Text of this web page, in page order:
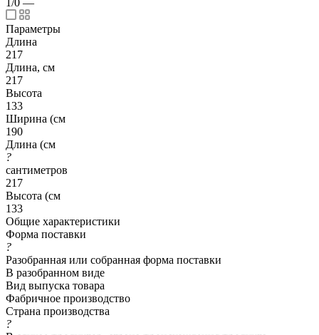
Параметры
Длина
217
Длина, см
217
Высота
133
Ширина (см
190
Длина (см
?
сантиметров
217
Высота (см
133
Общие характеристики
Форма поставки
?
Разобранная или собранная форма поставки
В разобранном виде
Вид выпуска товара
Фабричное производство
Страна производства
?